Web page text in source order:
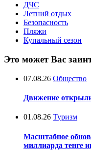
ДЧС
Летний отдых
Безопасность
Пляжи
Купальный сезон
Это может Вас
07.08.26 Общество
Движение
01.08.26 Туризм
Масштабное
миллиарда тенге